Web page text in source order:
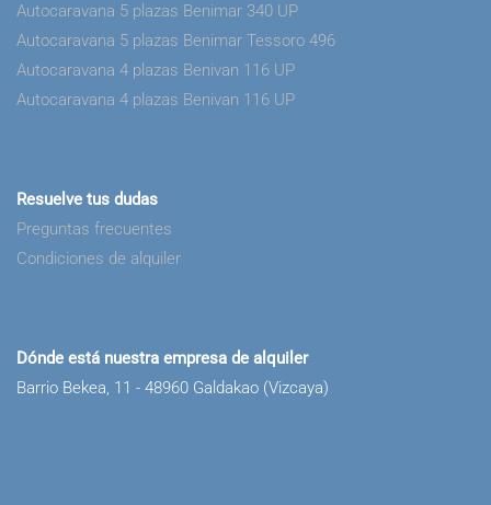
Autocaravana 5 plazas Benimar 340 UP
Autocaravana 5 plazas Benimar Tessoro 496
Autocaravana 4 plazas Benivan 116 UP
Autocaravana 4 plazas Benivan 116 UP
Resuelve tus dudas
Preguntas frecuentes
Condiciones de alquiler
Dónde está nuestra empresa de alquiler
Barrio Bekea, 11 - 48960 Galdakao (Vizcaya)